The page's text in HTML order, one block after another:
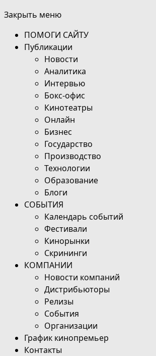
Закрыть меню
ПОМОГИ САЙТУ
Публикации
Новости
Аналитика
Интервью
Бокс-офис
Кинотеатры
Онлайн
Бизнес
Государство
Производство
Технологии
Образование
Блоги
СОБЫТИЯ
Календарь событий
Фестивали
Кинорынки
Скрининги
КОМПАНИИ
Новости компаний
Дистрибьюторы
Релизы
События
Организации
График кинопремьер
Контакты